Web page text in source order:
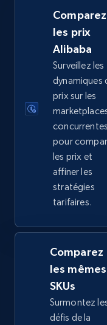
TikTok Shop
URL, Title,
price, Final price,
5.4K+
URL, Title,
price, Final
5.4K+
TikTok Shop -
by keywords
URL, Title,
price, Final
Comparez
les prix
Alibaba
Surveillez les
dynamiques
prix sur les
concurrentes
pour
les prix et
affiner les
stratégies
tarifaires.
Comparez
les mêmes
SKUs
Surmontez
défis de la